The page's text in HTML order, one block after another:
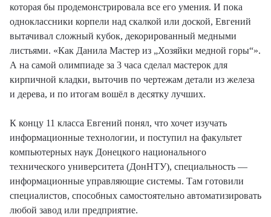
которая бы продемонстрировала все его умения. И пока
одноклассники корпели над скалкой или доской, Евгений
вытачивал сложный кубок, декорированный медными
листьями. «Как Данила Мастер из „Хозяйки медной горы“».
А на самой олимпиаде за 3 часа сделал мастерок для
кирпичной кладки, выточив по чертежам детали из железа
и дерева, и по итогам вошёл в десятку лучших.
К концу 11 класса Евгений понял, что хочет изучать
информационные технологии, и поступил на факультет
компьютерных наук Донецкого национального
технического университета (ДонНТУ), специальность —
информационные управляющие системы. Там готовили
специалистов, способных самостоятельно автоматизировать
любой завод или предприятие.